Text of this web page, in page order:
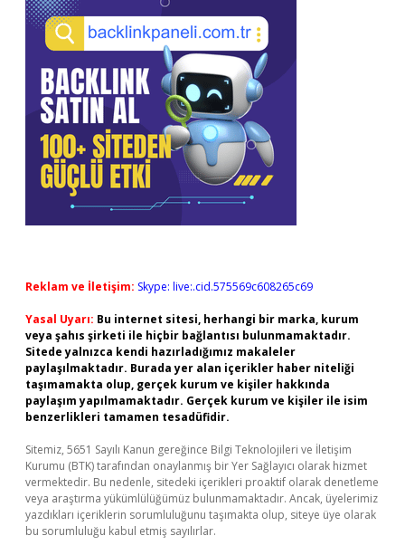
Reklam ve İletişim: Skype: live:.cid.575569c608265c69
Yasal Uyarı: Bu internet sitesi, herhangi bir marka, kurum
veya şahıs şirketi ile hiçbir bağlantısı bulunmamaktadır.
Sitede yalnızca kendi hazırladığımız makaleler
paylaşılmaktadır. Burada yer alan içerikler haber niteliği
taşımamakta olup, gerçek kurum ve kişiler hakkında
paylaşım yapılmamaktadır. Gerçek kurum ve kişiler ile isim
benzerlikleri tamamen tesadüfidir.
Sitemiz, 5651 Sayılı Kanun gereğince Bilgi Teknolojileri ve İletişim
Kurumu (BTK) tarafından onaylanmış bir Yer Sağlayıcı olarak hizmet
vermektedir. Bu nedenle, sitedeki içerikleri proaktif olarak denetleme
veya araştırma yükümlülüğümüz bulunmamaktadır. Ancak, üyelerimiz
yazdıkları içeriklerin sorumluluğunu taşımakta olup, siteye üye olarak
bu sorumluluğu kabul etmiş sayılırlar.